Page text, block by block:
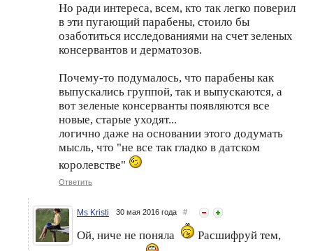
Но ради интереса, всем, кто так легко поверил
в эти пугающий парабены, стоило бы
озаботиться исследованиями на счет зеленых
консервантов и дерматозов.
Почему-то подумалось, что парабены как
выпускались группой, так и выпускаются, а
вот зеленые консерванты появляются все
новые, старые уходят...
логично даже на основании этого додумать
мысль, что "не все так гладко в датском
королевстве"
Ответить
Ms Kristi 30 мая 2016 года #
Ой, ниче не поняла
Расшифруй тем,